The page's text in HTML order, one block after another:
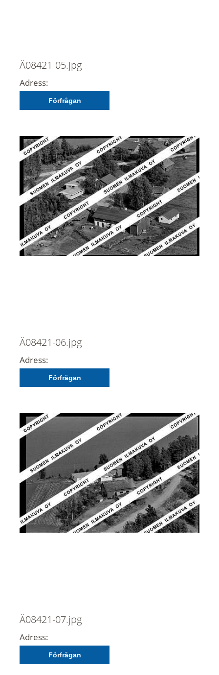
Ä08421-05.jpg
Adress:
Förfrågan
Ä08421-06.jpg
Adress:
Förfrågan
Ä08421-07.jpg
Adress:
Förfrågan